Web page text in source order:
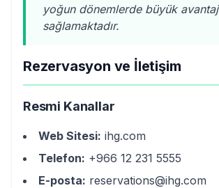
yoğun dönemlerde büyük avantaj
sağlamaktadır.
Rezervasyon ve İletişim
Resmi Kanallar
Web Sitesi: ihg.com
Telefon: +966 12 231 5555
E-posta: reservations@ihg.com